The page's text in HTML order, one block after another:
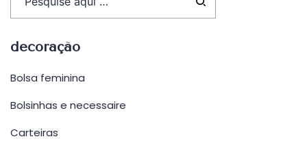
decoração
Bolsa feminina
Bolsinhas e necessaire
Carteiras